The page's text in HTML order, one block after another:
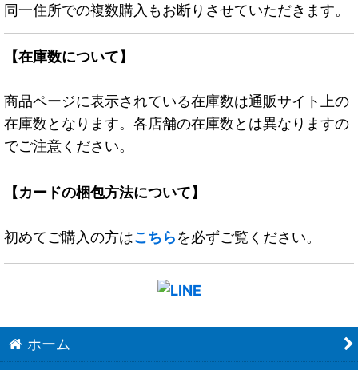
同一住所での複数購入もお断りさせていただきます。
【在庫数について】
商品ページに表示されている在庫数は通販サイト上の
在庫数となります。各店舗の在庫数とは異なりますの
でご注意ください。
【カードの梱包方法について】
初めてご購入の方はこちらを必ずご覧ください。
ホーム